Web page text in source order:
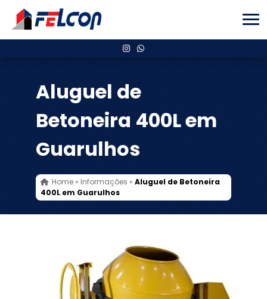
Aluguel de
Betoneira 400L em
Guarulhos
Home» Informações » Aluguel de Betoneira
400L em Guarulhos